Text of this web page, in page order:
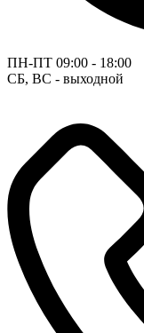
ПН-ПТ 09:00 - 18:00
СБ, ВС - выходной